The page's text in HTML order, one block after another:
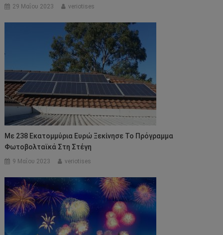
29 Μαΐου 2023 veriotises
Με 238 Εκατομμύρια Ευρώ Ξεκίνησε Το Πρόγραμμα
Φωτοβολταϊκά Στη Στέγη
9 Μαΐου 2023 veriotises